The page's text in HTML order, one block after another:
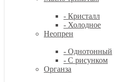
- Кристалл
- Холодное
Неопрен
- Однотонный
- С рисунком
Органза